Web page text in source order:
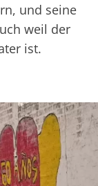
und seine
weil der
ist.